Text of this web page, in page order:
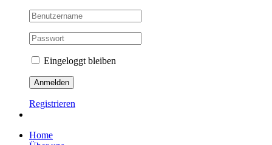
Eingeloggt bleiben
Registrieren
Home